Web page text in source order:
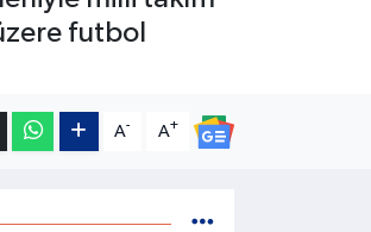
futbol
A- A+